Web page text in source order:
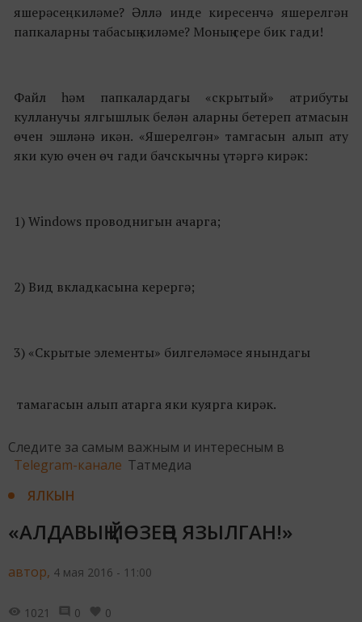
яшерәсең киләме? Әллә инде киресенчә яшерелгән
папкаларны табасың киләме? Моның сере бик гади!
Файл һәм папкалардагы «скрытый» атрибуты
кулланучы ялгышлык белән аларны бетереп атмасын
өчен эшләнә икән. «Яшерелгән» тамгасын алып ату
яки кую өчен өч гади бачскычны үтәргә кирәк:
1) Windows проводнигын ачарга;
2) Вид вкладкасына керергә;
3) «Скрытые элементы» билгеләмәсе янындагы
тамагасын алып атарга яки куярга кирәк.
Следите за самым важным и интересным в
Telegram-канале Татмедиа
ЯЛКЫН
«АЛДАВЫҢ ЙӨЗЕҢӘ ЯЗЫЛГАН!»
автор, 4 мая 2016 - 11:00
1021 0 0